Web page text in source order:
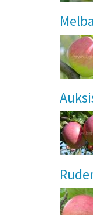
Melba